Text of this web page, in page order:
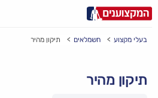
עיר: תל אביב, חיפה…
בעלי מקצוע חשמלאים תיקון מהיר
תיקון מהיר